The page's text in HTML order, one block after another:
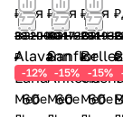
₽
38 200
₽
-12%
Мебе
₽
40 172
₽
-15%
Мебе
₽
28 193
₽
-15%
Мебе
₽
₽